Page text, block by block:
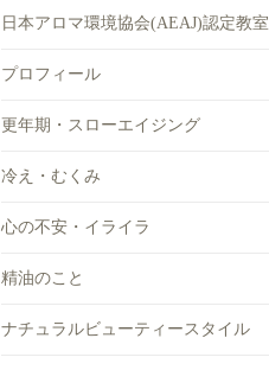
日本アロマ環境協会(AEAJ)認定教室
プロフィール
更年期・スローエイジング
冷え・むくみ
心の不安・イライラ
精油のこと
ナチュラルビューティースタイル